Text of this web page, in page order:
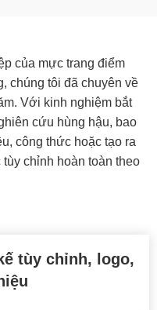
của mực trang điểm
chúng tôi đã chuyên về
Với kinh nghiệm bắt
cứu hùng hậu, bao
công thức hoặc tạo ra
chỉnh hoàn toàn theo
tùy chỉnh, logo,